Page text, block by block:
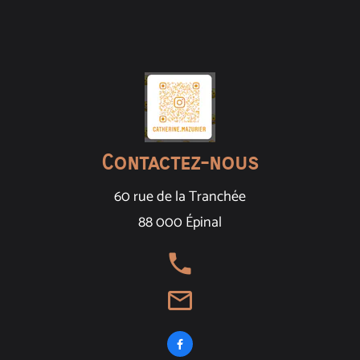
Contactez-nous
60 rue de la Tranchée
88 000 Épinal
local_phone
mail_outline
